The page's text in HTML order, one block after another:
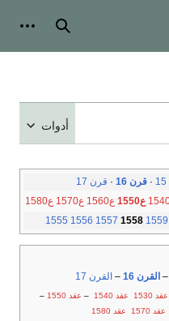
بحث
أدوات
· قرن 16 · قرن 17
ع1550 ع1560 ع1570 ع1580
1555 1556 1557 1558 1559
– القرن 16 – القرن 17
عقد 1530 عقد 1540 – عقد 1550
–
عقد 1570 عقد 1580